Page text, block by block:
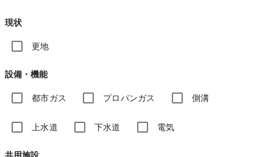
現状
更地
設備・機能
都市ガス プロパンガス 側溝
上水道 下水道 電気
共用施設